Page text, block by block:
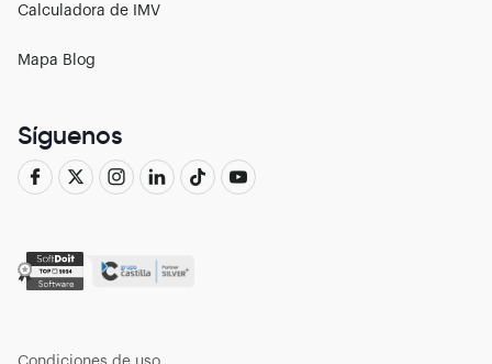
Calculadora de IMV
Mapa Blog
Síguenos